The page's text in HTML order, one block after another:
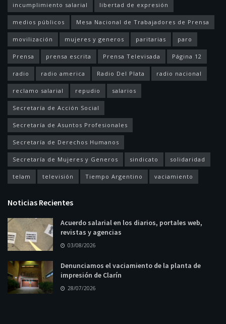
incumplimiento salarial libertad de expresión
medios públicos Mesa Nacional de Trabajadores de Prensa
movilización mujeres y generos paritarias paro
Prensa prensa escrita Prensa Televisada Página 12
radio radio america Radio Del Plata radio nacional
reclamo salarial repudio salarios
Secretaría de Acción Social
Secretaría de Asuntos Profesionales
Secretaría de Derechos Humanos
Secretaría de Mujeres y Generos sindicato solidaridad
telam televisión Tiempo Argentino vaciamiento
Noticias Recientes
Acuerdo salarial en los diarios, portales web,
revistas y agencias
03/08/2026
Denunciamos el vaciamiento de la planta de
impresión de Clarín
28/07/2026